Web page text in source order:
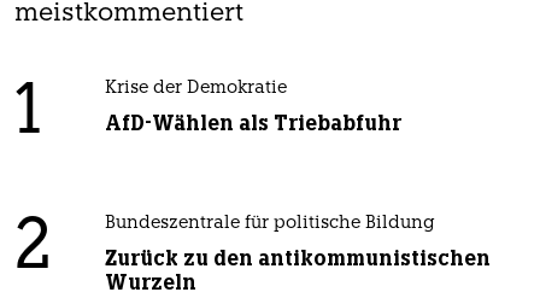
meistkommentiert
1 Krise der Demokratie
AfD-Wählen als Triebabfuhr
2 Bundeszentrale für politische Bildung
Zurück zu den antikommunistischen
Wurzeln